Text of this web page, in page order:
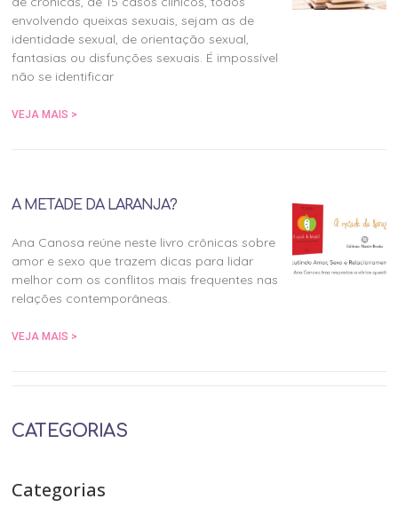
envolvendo queixas sexuais, sejam as de
identidade sexual, de orientação sexual,
fantasias ou disfunções sexuais. É impossível
não se identificar
VEJA MAIS >
A METADE DA LARANJA?
Ana Canosa reúne neste livro crônicas sobre
amor e sexo que trazem dicas para lidar
melhor com os conflitos mais frequentes nas
relações contemporâneas.
VEJA MAIS >
CATEGORIAS
Categorias